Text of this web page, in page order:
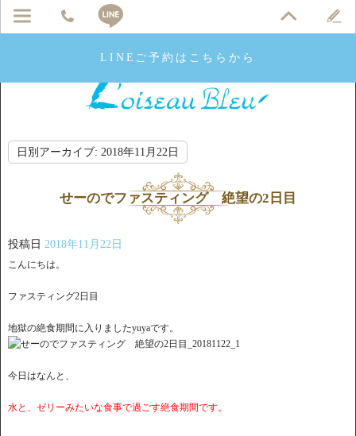
LINEご予約はこちらから
日別アーカイブ: 2018年11月22日
せーのでファスティング 絶望の2日目
投稿日 2018年11月22日
こんにちは。
ファスティング2日目
地獄の絶食期間に入りましたyuyaです。
今日はなんと、
水と、ゼリーみたいな食事で過ごす絶食期間です。